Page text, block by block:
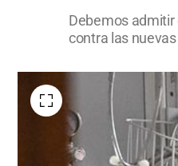
Debemos admitir
contra las